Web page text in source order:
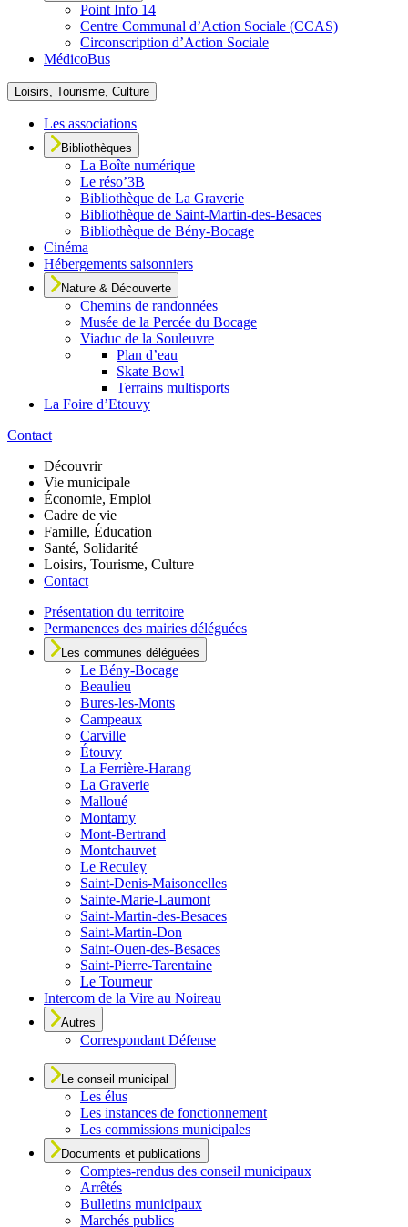
Point Info 14
Centre Communal d’Action Sociale (CCAS)
Circonscription d’Action Sociale
MédicoBus
Loisirs, Tourisme, Culture
Les associations
Bibliothèques
La Boîte numérique
Le réso’3B
Bibliothèque de La Graverie
Bibliothèque de Saint-Martin-des-Besaces
Bibliothèque de Bény-Bocage
Cinéma
Hébergements saisonniers
Nature & Découverte
Chemins de randonnées
Musée de la Percée du Bocage
Viaduc de la Souleuvre
Plan d’eau
Skate Bowl
Terrains multisports
La Foire d’Etouvy
Contact
Découvrir
Vie municipale
Économie, Emploi
Cadre de vie
Famille, Éducation
Santé, Solidarité
Loisirs, Tourisme, Culture
Contact
Présentation du territoire
Permanences des mairies déléguées
Les communes déléguées
Le Bény-Bocage
Beaulieu
Bures-les-Monts
Campeaux
Carville
Étouvy
La Ferrière-Harang
La Graverie
Malloué
Montamy
Mont-Bertrand
Montchauvet
Le Reculey
Saint-Denis-Maisoncelles
Sainte-Marie-Laumont
Saint-Martin-des-Besaces
Saint-Martin-Don
Saint-Ouen-des-Besaces
Saint-Pierre-Tarentaine
Le Tourneur
Intercom de la Vire au Noireau
Autres
Correspondant Défense
Le conseil municipal
Les élus
Les instances de fonctionnement
Les commissions municipales
Documents et publications
Comptes-rendus des conseil municipaux
Arrêtés
Bulletins municipaux
Marchés publics